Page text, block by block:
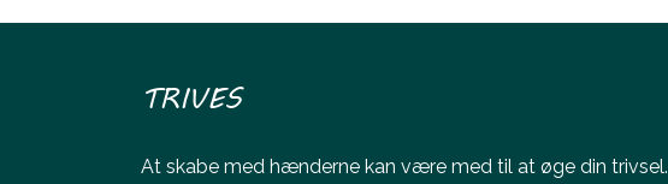
TRIVES
At skabe med hænderne kan være med til at øge din trivsel.